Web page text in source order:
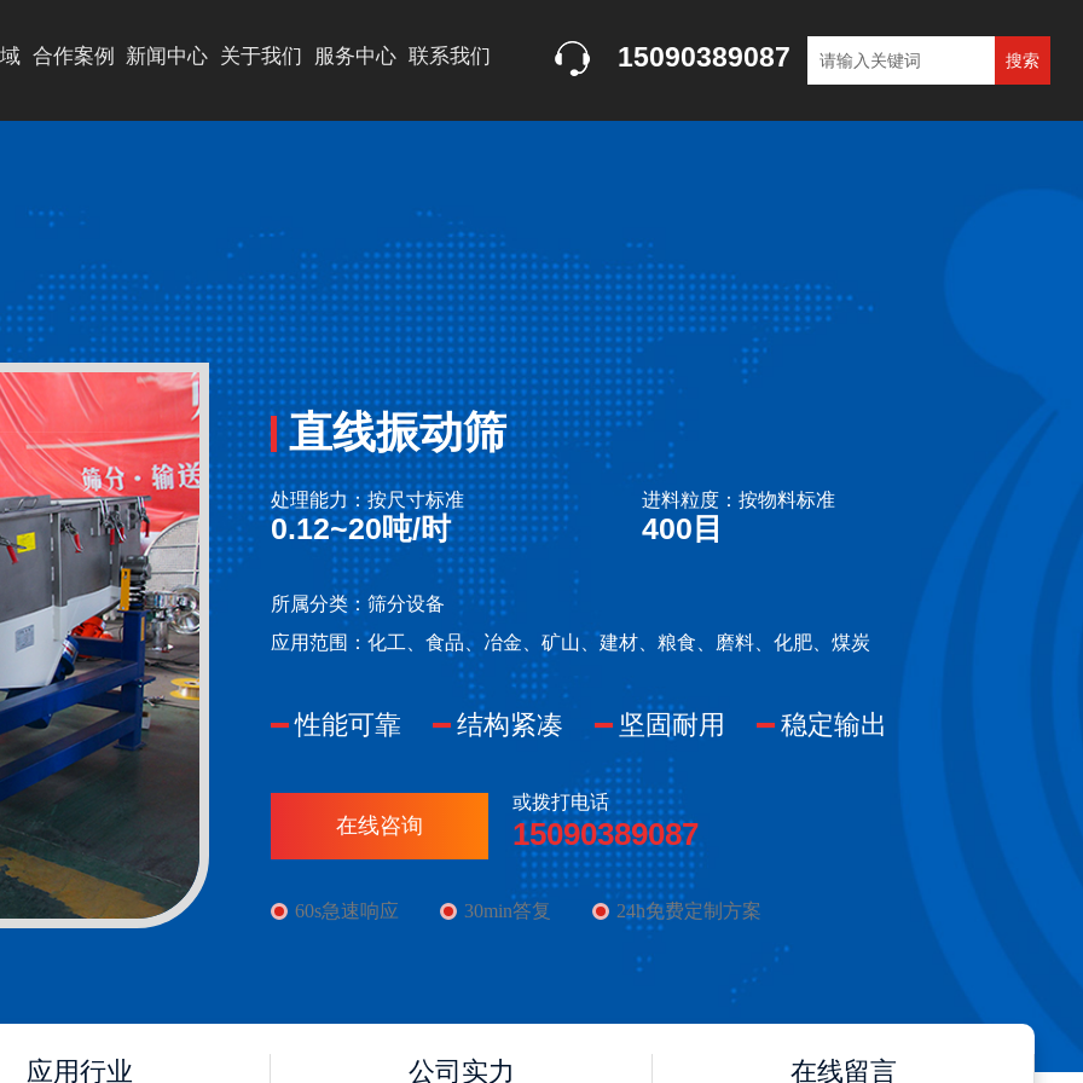
合作案例 新闻中心
技术解答
视频中心
关于我们
资质荣誉
公司实力
服务中心 联系我们 15090389087
直线振动筛
处理能力：按尺寸标准
0.12~20吨/时
进料粒度：按物料标准
400目
所属分类： 筛分设备
应用范围：化工、食品、冶金、矿山、建材、粮食、磨料、化肥、煤炭
性能可靠 结构紧凑 坚固耐用 稳定输出
在线咨询
或拨打电话
15090389087
60s急速响应 30min答复 24h免费定制方案
应用行业 公司实力 在线留言